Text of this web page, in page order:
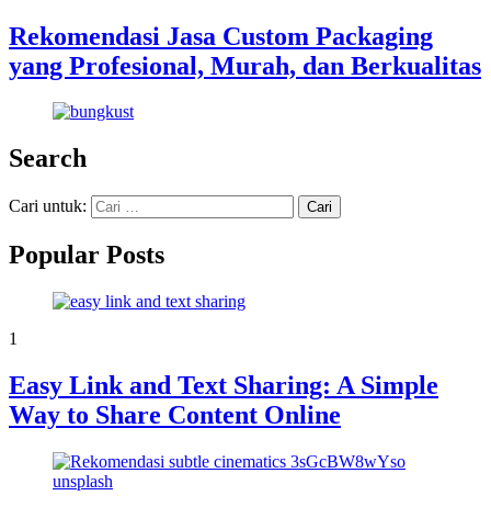
Rekomendasi Jasa Custom Packaging
yang Profesional, Murah, dan Berkualitas
Search
Cari untuk:
Popular Posts
1
Easy Link and Text Sharing: A Simple
Way to Share Content Online